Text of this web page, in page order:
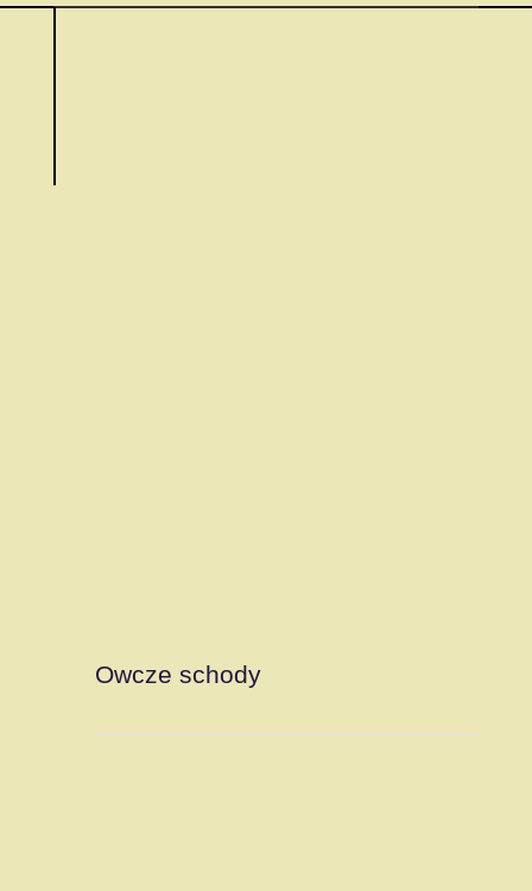
Owcze schody